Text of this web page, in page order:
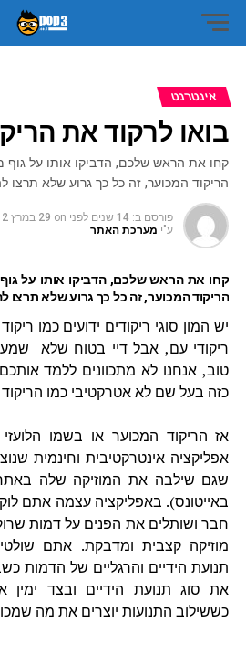
אינטרנט
בואו לרקוד את
קחו את הראש שלכם, הדביקו אותו על גוף
הריקוד המכוער, זה כל כך גרוע שלא תרצו
פורסם ב: 14 שנים לפני on 29 במרץ 2012
ע"י מערכת האתר
קחו את הראש שלכם, הדביקו אותו על
הריקוד המכוער, זה כל כך גרוע שלא תרצו
יש המון סוגי ריקודים ידועים כמו
ריקודי עם, אבל דיי בטוח שלא
טוב, אנחנו לא מתכוונים ללמד
כזה בעל שם לא אטרקטיבי כמו
אז הריקוד המכוער או בשמו הלועזי
אפליקציה אינטרקטיבית וחינמית
שגם שילבה את המוזיקה שלה
באייטונס). באפליקציה עצמה אתם
חבר ושותלים את הפנים על דמות
מוזיקה קצבית ומדבקת. אתם
תנועת הידיים והרגליים של הדמות
את סוג תנועת הידיים ובצד ימין
כששילוב התנועות יוצרים את מה